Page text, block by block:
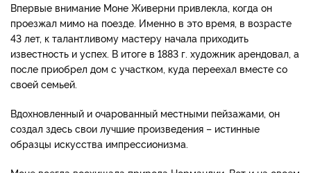
Впервые внимание Моне Живерни привлекла, когда он
проезжал мимо на поезде. Именно в это время, в возрасте
43 лет, к талантливому мастеру начала приходить
известность и успех. В итоге в 1883 г. художник арендовал, а
после приобрел дом с участком, куда переехал вместе со
своей семьей.
Вдохновленный и очарованный местными пейзажами, он
создал здесь свои лучшие произведения – истинные
образцы искусства импрессионизма.